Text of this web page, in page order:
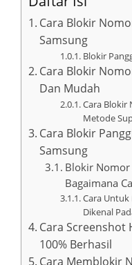
Cara Blokir
Samsung
Blokir
Cara Blokir
Dan Mudah
Cara Blokir
Metode
Cara Blokir
Samsung
Blokir Nomor
Bagaimana
Cara
Dikenal
Cara Screenshot
100% Berhasil
Cara Memblokir